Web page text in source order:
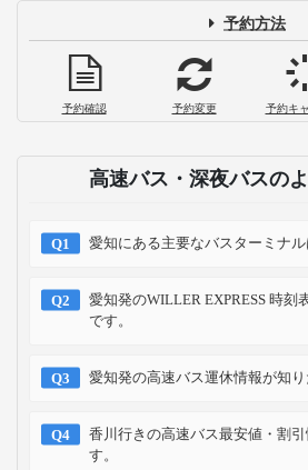
予約方法
予約確認 予約変更 予約キ
高速バス・深夜バスの
愛知にある主要なバスターミナ
愛知発のWILLER EXPRESS 時刻
です。
愛知発の高速バス運休情報が知り
香川行きの高速バス最安値・割
す。